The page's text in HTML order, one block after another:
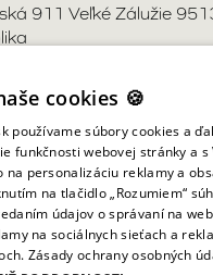
911 Veľké Zálužie
odkazy
obchodu
cookies 🍪
používame súbory cookies a
funkčnosti webovej stránky a s
na personalizáciu reklamy a
na tlačidlo „Rozumiem“
údajov o správaní na
na sociálnych sieťach a
Zásady ochrany osobných